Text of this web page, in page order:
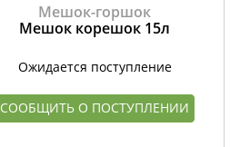
Мешок-горшок
Мешок корешок 15л
Ожидается поступление
СООБЩИТЬ О ПОСТУПЛЕНИИ